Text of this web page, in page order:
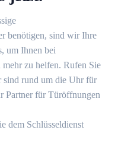
benötigen, sind wir Ihre
um Ihnen bei
zu helfen. Rufen Sie
sind rund um die Uhr für
Partner für Türöffnungen
dem Schlüsseldienst